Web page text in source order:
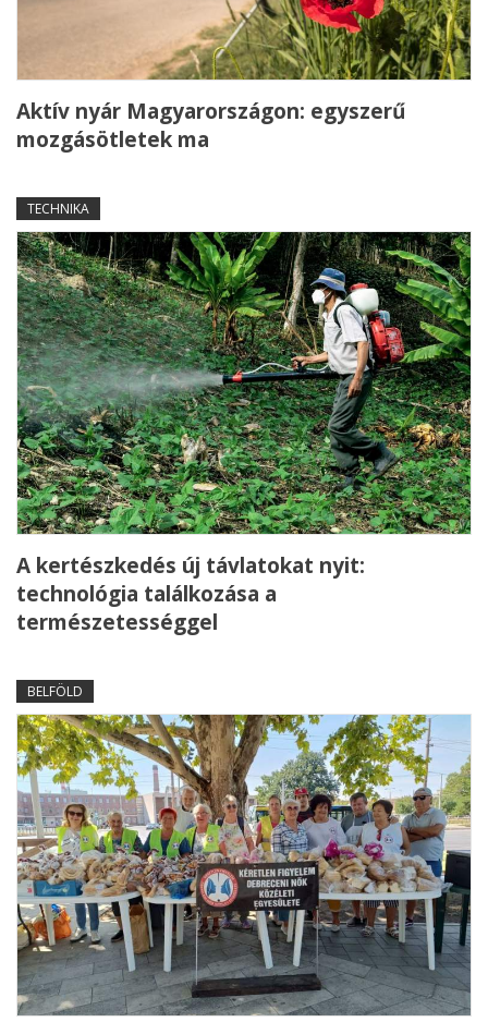
Aktív nyár Magyarországon: egyszerű
mozgásötletek ma
TECHNIKA
A kertészkedés új távlatokat nyit:
technológia találkozása a
természetességgel
BELFÖLD